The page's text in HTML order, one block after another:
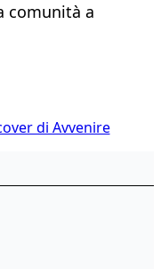
comunità a
di Avvenire